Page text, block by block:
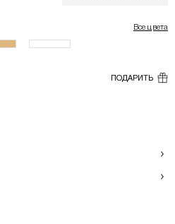
Все цвета
ПОДАРИТЬ